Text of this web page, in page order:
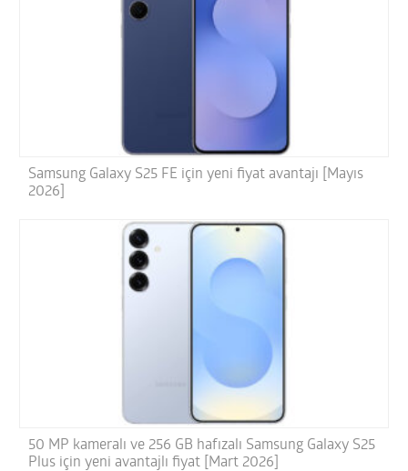
Samsung Galaxy S25 FE için yeni fiyat avantajı [Mayıs
2026]
50 MP kameralı ve 256 GB hafızalı Samsung Galaxy S25
Plus için yeni avantajlı fiyat [Mart 2026]